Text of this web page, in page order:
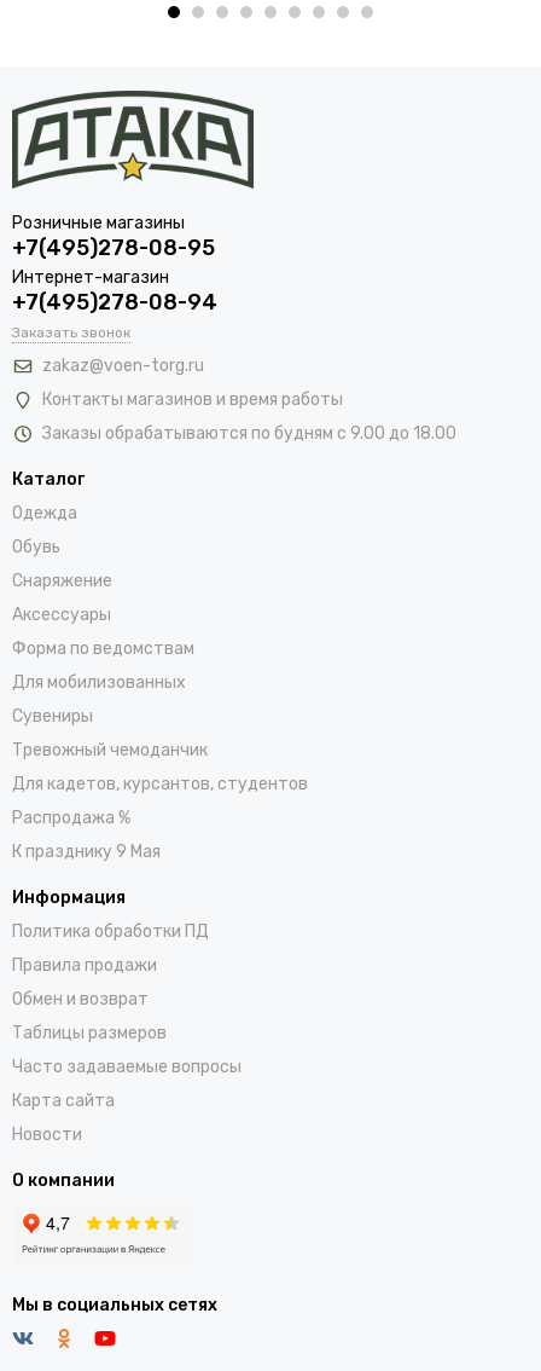
Розничные магазины
+7(495)278-08-95
Интернет-магазин
+7(495)278-08-94
Заказать звонок
zakaz@voen-torg.ru
Контакты магазинов и время работы
Заказы обрабатываются по будням с 9.00 до 18.00
Каталог
Одежда
Обувь
Снаряжение
Аксессуары
Форма по ведомствам
Для мобилизованных
Сувениры
Тревожный чемоданчик
Для кадетов, курсантов, студентов
Распродажа %
К празднику 9 Мая
Информация
Политика обработки ПД
Правила продажи
Обмен и возврат
Таблицы размеров
Часто задаваемые вопросы
Карта сайта
Новости
О компании
Мы в социальных сетях